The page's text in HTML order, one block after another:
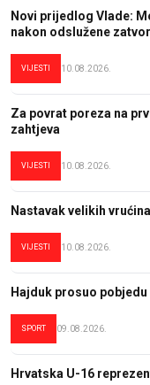
Novi prijedlog Vlade:
nakon odslužene
VIJESTI 10.08.2026.
Za povrat poreza na
zahtjeva
VIJESTI 10.08.2026.
Nastavak velikih
VIJESTI 10.08.2026.
Hajduk prosuo pobjedu
SPORT 09.08.2026.
Hrvatska U-16